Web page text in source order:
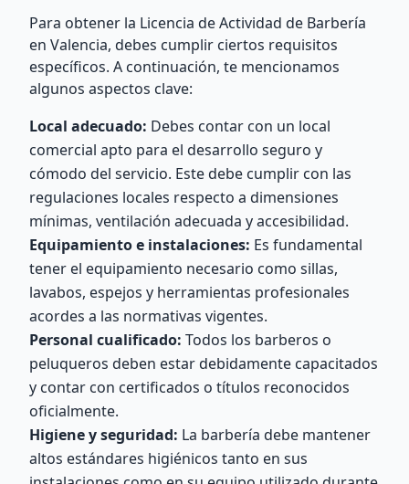
Para obtener la Licencia de Actividad de Barbería
en Valencia, debes cumplir ciertos requisitos
específicos. A continuación, te mencionamos
algunos aspectos clave:
Local adecuado: Debes contar con un local
comercial apto para el desarrollo seguro y
cómodo del servicio. Este debe cumplir con las
regulaciones locales respecto a dimensiones
mínimas, ventilación adecuada y accesibilidad.
Equipamiento e instalaciones: Es fundamental
tener el equipamiento necesario como sillas,
lavabos, espejos y herramientas profesionales
acordes a las normativas vigentes.
Personal cualificado: Todos los barberos o
peluqueros deben estar debidamente capacitados
y contar con certificados o títulos reconocidos
oficialmente.
Higiene y seguridad: La barbería debe mantener
altos estándares higiénicos tanto en sus